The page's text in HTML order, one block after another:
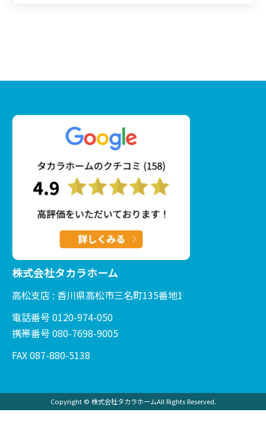
株式会社タカラホーム
高松支店 : 香川県高松市三名町135番地1
電話番号 0120-974-050
携帯番号 080-7698-9005
FAX 087-880-5138
Copyright © 株式会社タカラホームAll Rights Reserved.